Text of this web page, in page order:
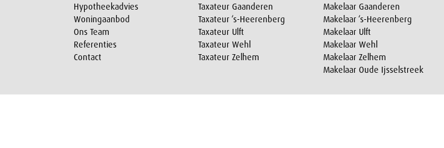
Hypotheekadvies
Woningaanbod
Ons Team
Referenties
Contact
Taxateur Gaanderen
Taxateur ‘s-Heerenberg
Taxateur Ulft
Taxateur Wehl
Taxateur Zelhem
Makelaar Gaanderen
Makelaar ‘s-Heerenberg
Makelaar Ulft
Makelaar Wehl
Makelaar Zelhem
Makelaar Oude Ijsselstreek